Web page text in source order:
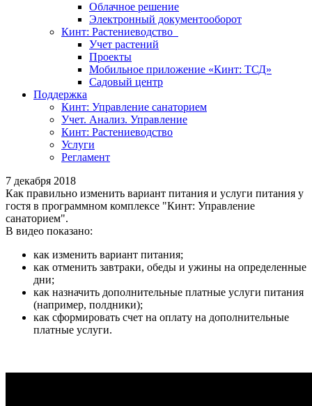
Облачное решение
Электронный документооборот
Кинт: Растениеводство
Учет растений
Проекты
Мобильное приложение «Кинт: ТСД»
Садовый центр
Поддержка
Кинт: Управление санаторием
Учет. Анализ. Управление
Кинт: Растениеводство
Услуги
Регламент
7 декабря 2018
Как правильно изменить вариант питания и услуги питания у
гостя в программном комплексе "Кинт: Управление
санаторием".
В видео показано:
как изменить вариант питания;
как отменить завтраки, обеды и ужины на определенные
дни;
как назначить дополнительные платные услуги питания
(например, полдники);
как сформировать счет на оплату на дополнительные
платные услуги.